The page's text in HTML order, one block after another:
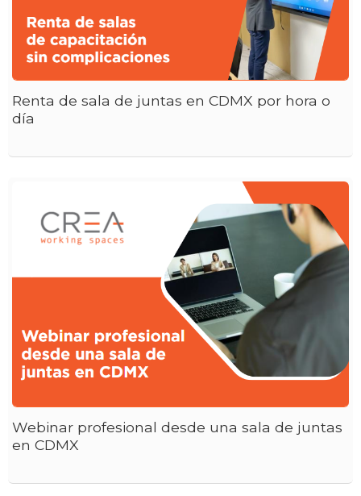
Renta de sala de juntas en CDMX por hora o
día
Webinar profesional desde una sala de juntas
en CDMX